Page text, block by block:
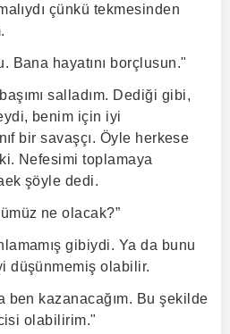
çünkü tekmesinden
Bana hayatını borçlusun."
salladım. Dediği gibi,
benim için iyi
bir savaşçı. Öyle herkese
Nefesimi toplamaya
şöyle dedi.
ne olacak?”
gibiydi. Ya da bunu
düşünmemiş olabilir.
ben kazanacağım. Bu şekilde
olabilirim."